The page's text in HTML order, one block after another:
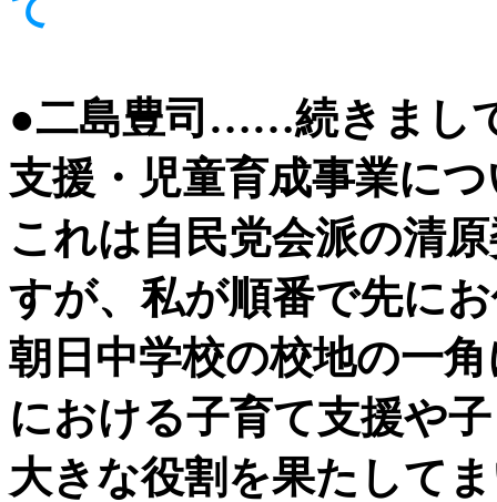
●二島豊司……続きまし
支援・児童育成事業に
これは自民党会派の清
すが、私が順番で先に
朝日中学校の校地の一
における子育て支援や
大きな役割を果たして